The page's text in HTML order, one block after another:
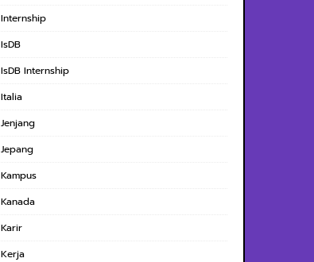
Internship
IsDB
IsDB Internship
Italia
Jenjang
Jepang
Kampus
Kanada
Karir
Kerja